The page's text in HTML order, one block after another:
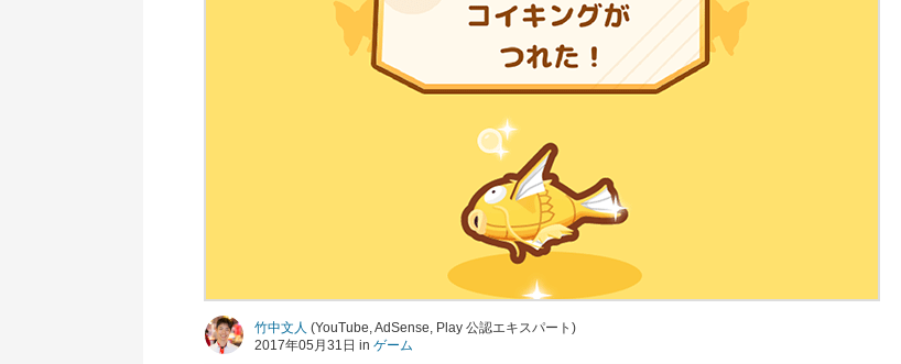
竹中文人 (YouTube, AdSense, Play 公認エキスパート)
2017年05月31日 in ゲーム